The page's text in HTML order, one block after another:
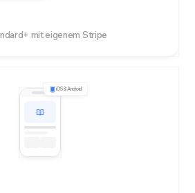
mit eigenem Stripe
iOS & Android